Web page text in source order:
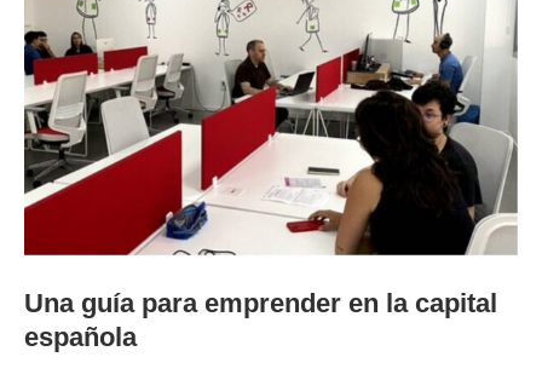
Una guía para emprender en la capital
española